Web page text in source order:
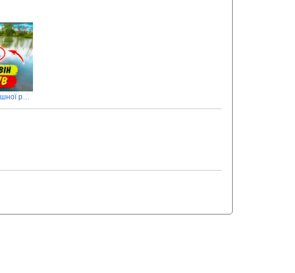
Водойма Гаї: секрети успішної риболовлі. Ловля трофейного коропа